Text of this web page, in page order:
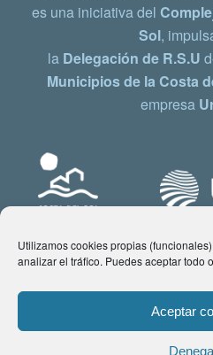
Utilizamos cookies propias
analizar el tráfico. Puedes aceptar todo
Aceptar
es una iniciativa del
Sol,
la Delegación de R.S.U
Municipios de la Costa
empresa